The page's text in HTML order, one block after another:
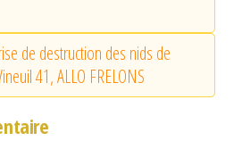
de destruction des nids de
41, ALLO FRELONS